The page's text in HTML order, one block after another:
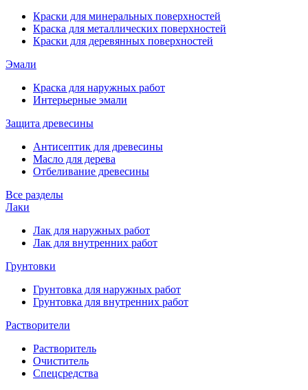
Краски для минеральных поверхностей
Краска для металлических поверхностей
Краски для деревянных поверхностей
Эмали
Краска для наружных работ
Интерьерные эмали
Защита древесины
Антисептик для древесины
Масло для дерева
Отбеливание древесины
Все разделы
Лаки
Лак для наружных работ
Лак для внутренних работ
Грунтовки
Грунтовка для наружных работ
Грунтовка для внутренних работ
Растворители
Растворитель
Очиститель
Спецсредства